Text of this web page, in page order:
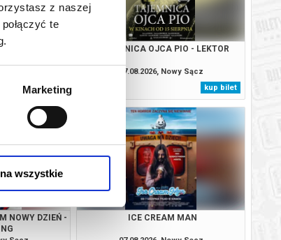
z naszej
te
Marketing
wszystkie
kup bilet
TAJEMNICA OJCA PIO - LEKTOR
07.08.2026, Nowy Sącz
kup bilet
NOWY DZIEŃ -
ICE CREAM MAN